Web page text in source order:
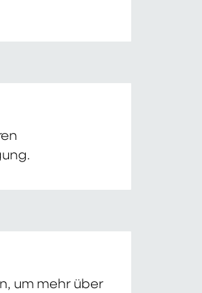
um mehr über